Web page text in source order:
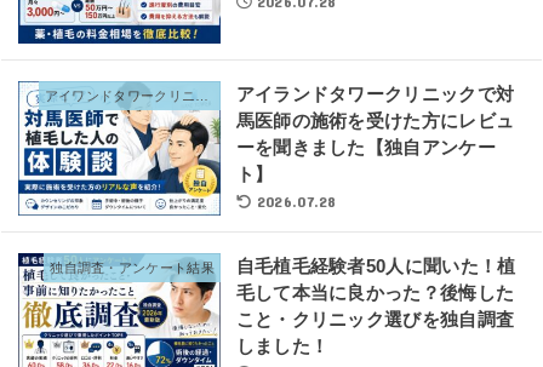
アイランドタワークリニックで対
馬医師の施術を受けた方にレビュ
ーを聞きました【独自アンケー
ト】
2026.07.28
独自調査・アンケート結果
自毛植毛経験者50人に聞いた！植
毛して本当に良かった？後悔した
こと・クリニック選びを独自調査
しました！